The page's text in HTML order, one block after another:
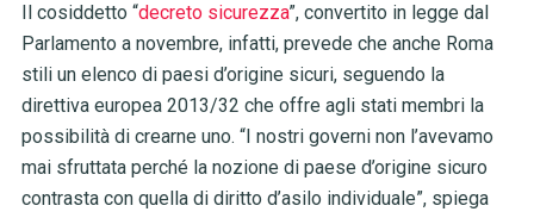
Il cosiddetto “decreto sicurezza”, convertito in legge dal
Parlamento a novembre, infatti, prevede che anche Roma
stili un elenco di paesi d’origine sicuri, seguendo la
direttiva europea 2013/32 che offre agli stati membri la
possibilità di crearne uno. “I nostri governi non l’avevamo
mai sfruttata perché la nozione di paese d’origine sicuro
contrasta con quella di diritto d’asilo individuale”, spiega